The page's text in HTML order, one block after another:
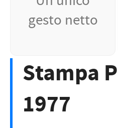
gesto netto
Stampa
1977